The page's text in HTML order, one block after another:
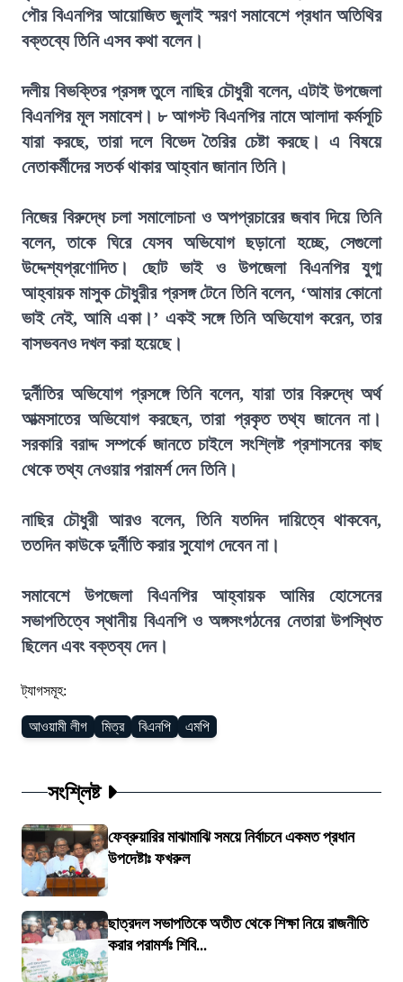
পৌর বিএনপির আয়োজিত জুলাই স্মরণ সমাবেশে প্রধান অতিথির
বক্তব্যে তিনি এসব কথা বলেন।
দলীয় বিভক্তির প্রসঙ্গ তুলে নাছির চৌধুরী বলেন, এটাই উপজেলা
বিএনপির মূল সমাবেশ। ৮ আগস্ট বিএনপির নামে আলাদা কর্মসূচি
যারা করছে, তারা দলে বিভেদ তৈরির চেষ্টা করছে। এ বিষয়ে
নেতাকর্মীদের সতর্ক থাকার আহ্বান জানান তিনি।
নিজের বিরুদ্ধে চলা সমালোচনা ও অপপ্রচারের জবাব দিয়ে তিনি
বলেন, তাকে ঘিরে যেসব অভিযোগ ছড়ানো হচ্ছে, সেগুলো
উদ্দেশ্যপ্রণোদিত। ছোট ভাই ও উপজেলা বিএনপির যুগ্ম
আহ্বায়ক মাসুক চৌধুরীর প্রসঙ্গ টেনে তিনি বলেন, ‘আমার কোনো
ভাই নেই, আমি একা।’ একই সঙ্গে তিনি অভিযোগ করেন, তার
বাসভবনও দখল করা হয়েছে।
দুর্নীতির অভিযোগ প্রসঙ্গে তিনি বলেন, যারা তার বিরুদ্ধে অর্থ
আত্মসাতের অভিযোগ করছেন, তারা প্রকৃত তথ্য জানেন না।
সরকারি বরাদ্দ সম্পর্কে জানতে চাইলে সংশ্লিষ্ট প্রশাসনের কাছ
থেকে তথ্য নেওয়ার পরামর্শ দেন তিনি।
নাছির চৌধুরী আরও বলেন, তিনি যতদিন দায়িত্বে থাকবেন,
ততদিন কাউকে দুর্নীতি করার সুযোগ দেবেন না।
সমাবেশে উপজেলা বিএনপির আহ্বায়ক আমির হোসেনের
সভাপতিত্বে স্থানীয় বিএনপি ও অঙ্গসংগঠনের নেতারা উপস্থিত
ছিলেন এবং বক্তব্য দেন।
ট্যাগসমূহ:
আওয়ামী লীগ মিত্র বিএনপি এমপি
সংশ্লিষ্ট
ফেব্রুয়ারির মাঝামাঝি সময়ে নির্বাচনে একমত প্রধান
উপদেষ্টাঃ ফখরুল
ছাত্রদল সভাপতিকে অতীত থেকে শিক্ষা নিয়ে রাজনীতি
করার পরামর্শঃ শিবি...